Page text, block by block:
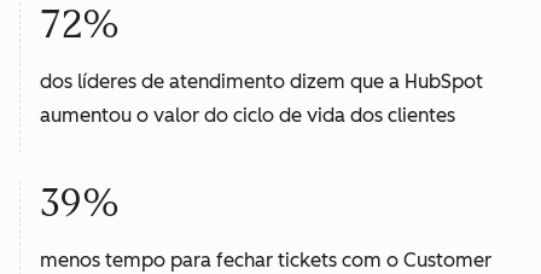
72%
dos líderes de atendimento dizem que a HubSpot
aumentou o valor do ciclo de vida dos clientes
39%
menos tempo para fechar tickets com o Customer